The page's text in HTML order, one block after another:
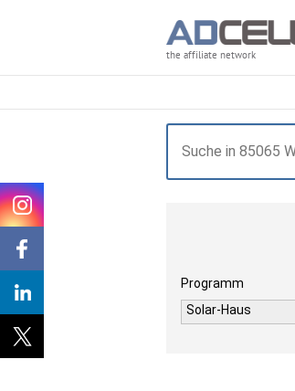
the affiliate network
Programm
Solar-Haus